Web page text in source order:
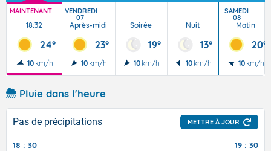
MAINTENANT
18:32
24°
10 km/h
VENDREDI
07
Après-midi
23°
10 km/h
Soirée
19°
10 km/h
Nuit
13°
10 km/h
SAMEDI
08
Matin
20°
10 km/h
Pluie dans l'heure
Pas de précipitations METTRE À JOUR
18 : 30 19 : 30